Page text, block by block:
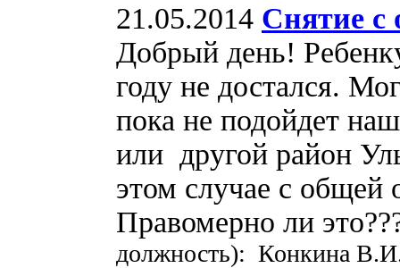
21.05.2014 Снятие с
Добрый день!
году не достался.
пока не подойдет
или другой район
этом случае с общей
Правомерно ли
должность): Конкина